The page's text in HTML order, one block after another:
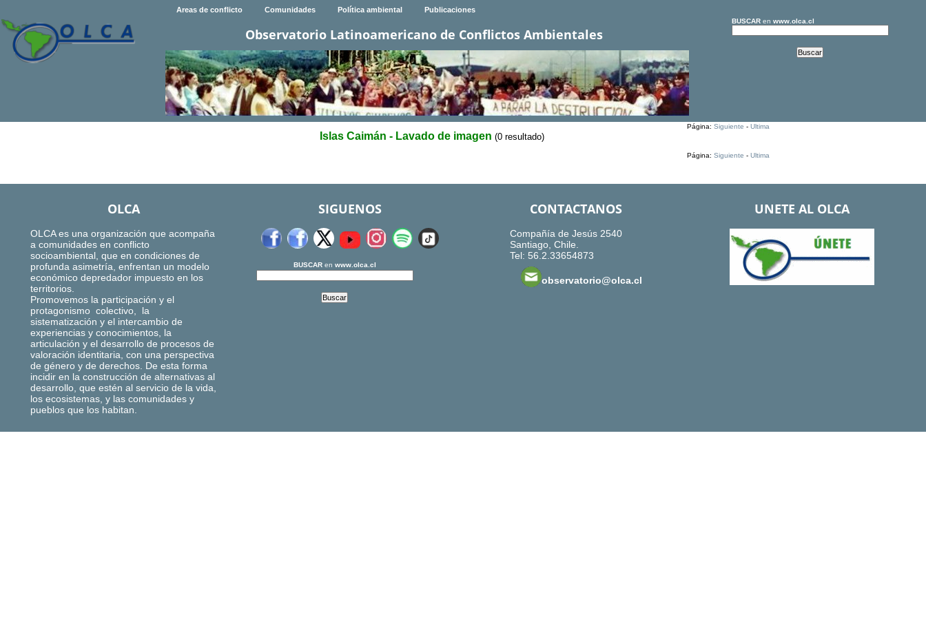
Areas de conflicto Comunidades Política ambiental Publicaciones
Observatorio Latinoamericano de Conflictos Ambientales
BUSCARen www.olca.cl
Página: Siguiente - Ultima
Islas Caimán - Lavado de imagen (0 resultado)
Página: Siguiente - Ultima
OLCA
OLCA es una organización que acompaña
a comunidades en conflicto
socioambiental, que en condiciones de
profunda asimetría, enfrentan un modelo
económico depredador impuesto en los
territorios.
Promovemos la participación y el
protagonismo colectivo, la
sistematización y el intercambio de
experiencias y conocimientos, la
articulación y el desarrollo de procesos de
valoración identitaria, con una perspectiva
de género y de derechos. De esta forma
incidir en la construcción de alternativas al
desarrollo, que estén al servicio de la vida,
los ecosistemas, y las comunidades y
pueblos que los habitan.
SIGUENOS
BUSCARen www.olca.cl
CONTACTANOS
Compañía de Jesús 2540
Santiago, Chile.
Tel: 56.2.33654873
observatorio@olca.cl
UNETE AL OLCA